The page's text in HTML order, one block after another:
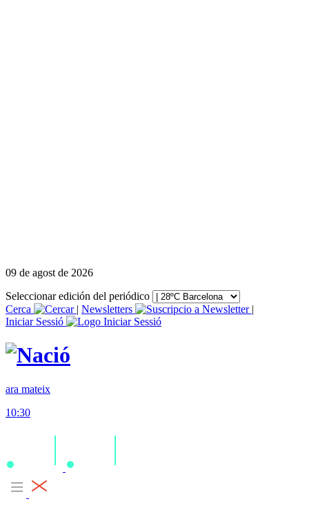
09 de agost de 2026
Seleccionar edición del periódico
Cerca
| Newsletters
|
Iniciar Sessió
ara mateix
10:30